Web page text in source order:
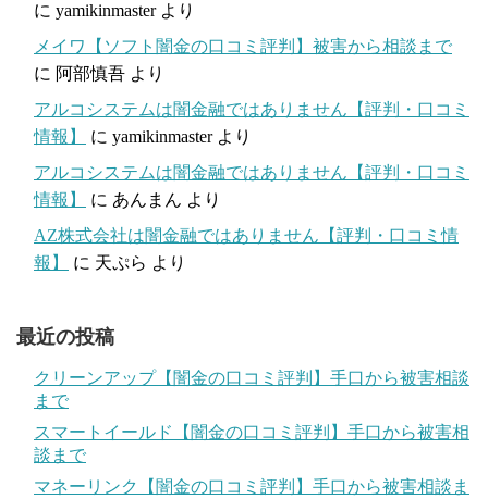
に yamikinmasterより
メイワ【ソフト闇金の口コミ評判】被害から相談まで
に 阿部慎吾 より
アルコシステムは闇金融ではありません【評判・口コミ
情報】
に yamikinmasterより
アルコシステムは闇金融ではありません【評判・口コミ
情報】
に あんまん より
AZ株式会社は闇金融ではありません【評判・口コミ情
報】
に 天ぷら より
最近の投稿
クリーンアップ【闇金の口コミ評判】手口から被害相談
まで
スマートイールド【闇金の口コミ評判】手口から被害相
談まで
マネーリンク【闇金の口コミ評判】手口から被害相談ま